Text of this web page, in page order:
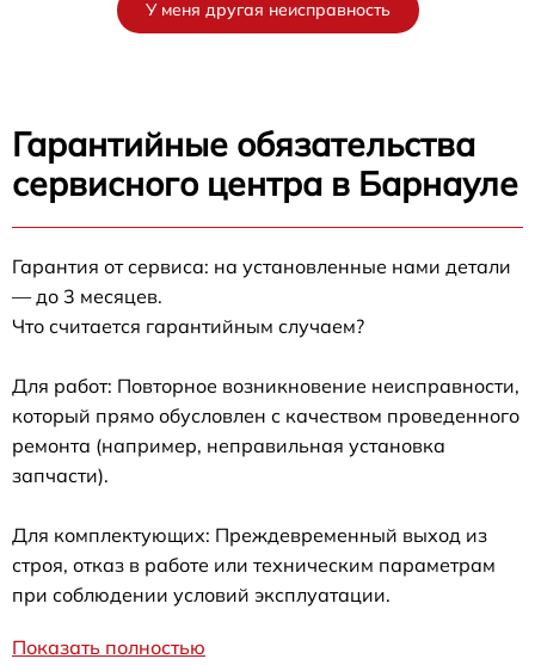
У меня другая неисправность
Гарантийные обязательства
сервисного центра в Барнауле
Гарантия от сервиса: на установленные нами детали
— до 3 месяцев.
Что считается гарантийным случаем?
Для работ: Повторное возникновение неисправности,
который прямо обусловлен с качеством проведенного
ремонта (например, неправильная установка
запчасти).
Для комплектующих: Преждевременный выход из
строя, отказ в работе или техническим параметрам
при соблюдении условий эксплуатации.
Показать полностью